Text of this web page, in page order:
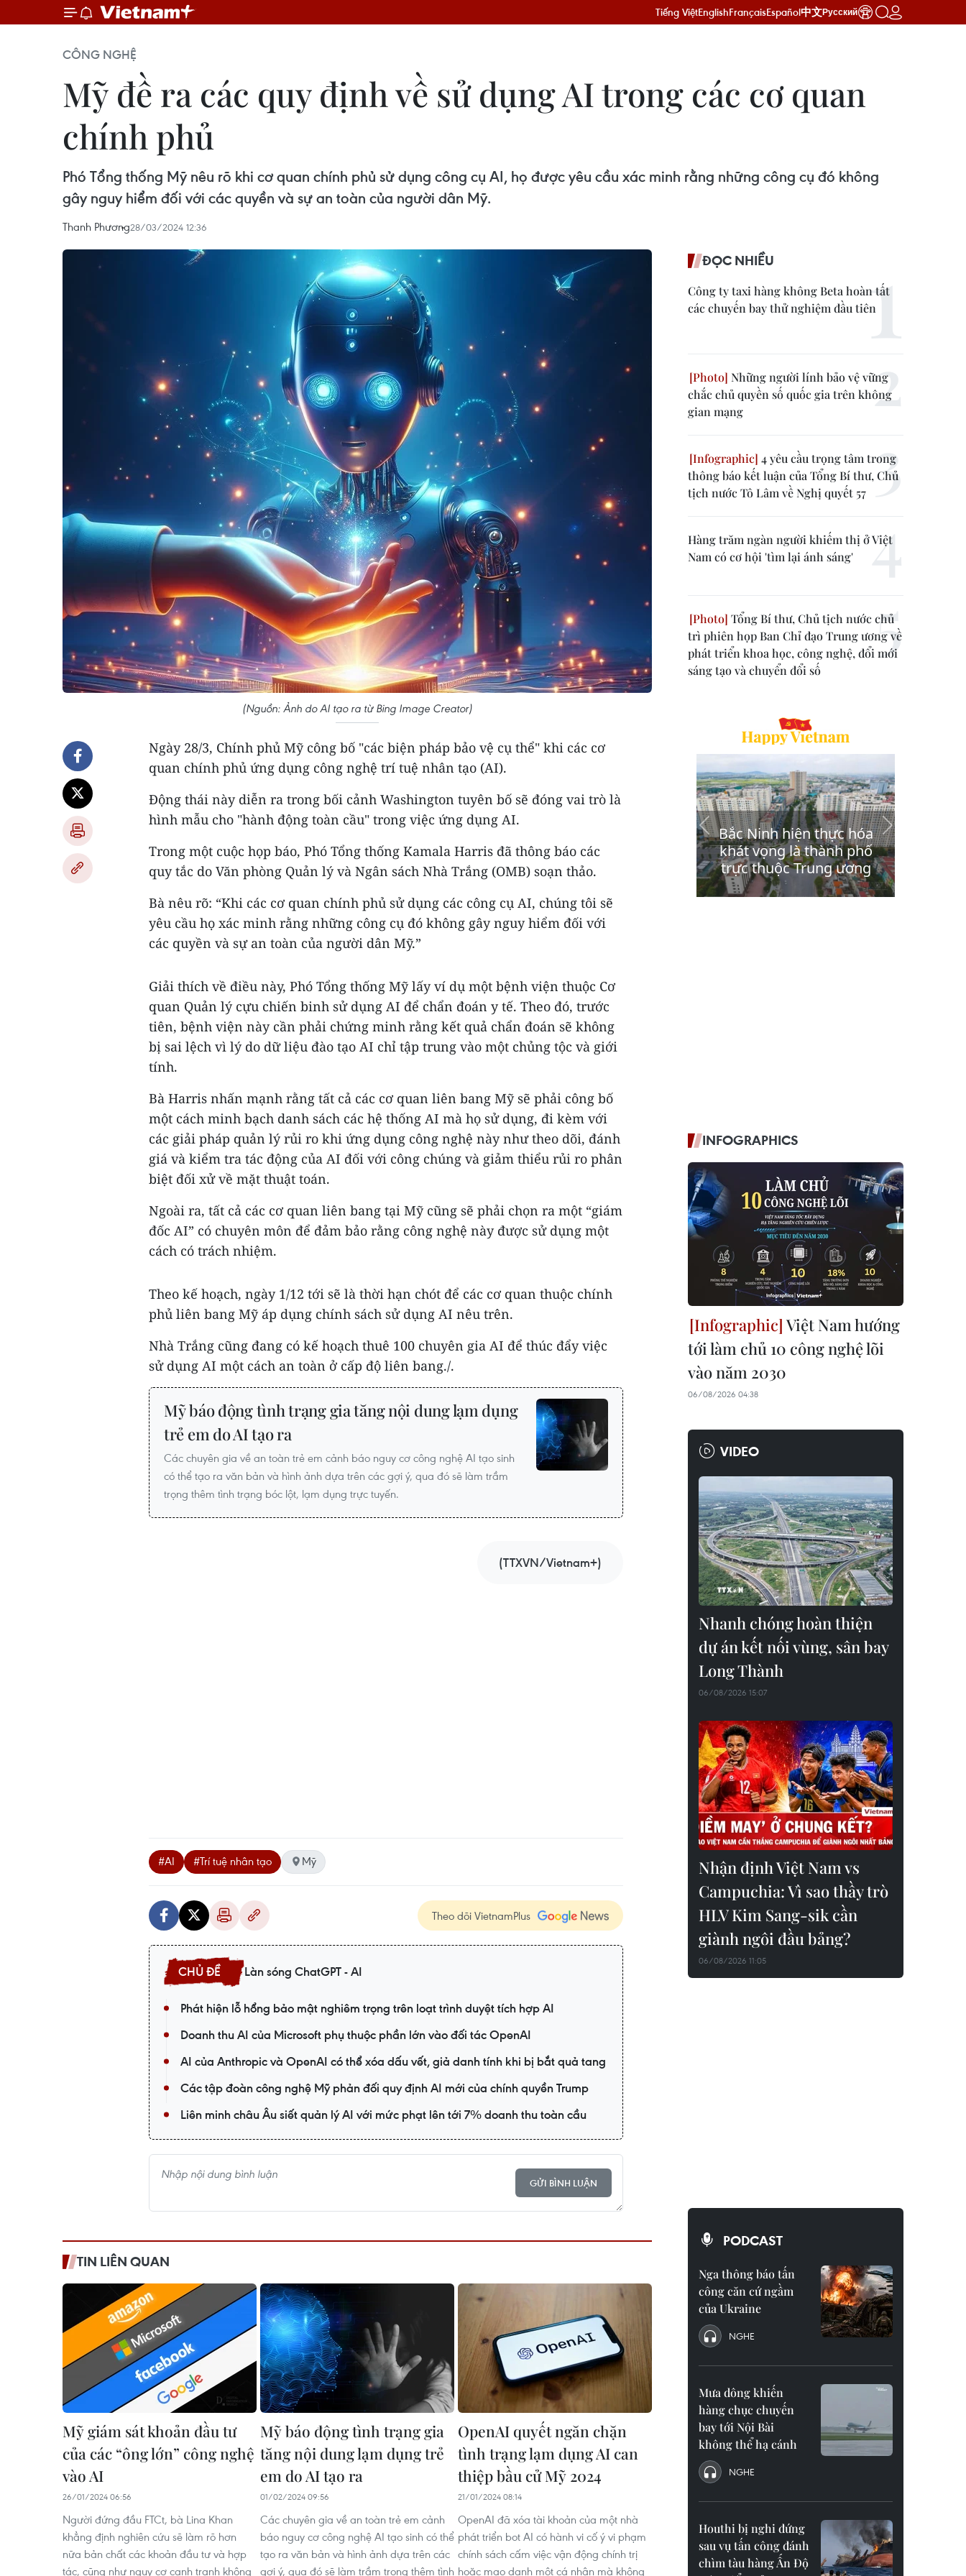
Tiếng ViệtEnglishFrançaisEspañol中文Русский
CÔNG NGHỆ
Mỹ đề ra các quy định về sử dụng AI trong các cơ quan
chính phủ
Phó Tổng thống Mỹ nêu rõ khi cơ quan chính phủ sử dụng công cụ AI, họ được yêu cầu xác minh rằng những công cụ đó không
gây nguy hiểm đối với các quyền và sự an toàn của người dân Mỹ.
Thanh Phương28/03/2024 12:36
(Nguồn: Ảnh do AI tạo ra từ Bing Image Creator)
Ngày 28/3, Chính phủ Mỹ công bố "các biện pháp bảo vệ cụ thể" khi các cơ
quan chính phủ ứng dụng công nghệ trí tuệ nhân tạo (AI).
Động thái này diễn ra trong bối cảnh Washington tuyên bố sẽ đóng vai trò là
hình mẫu cho "hành động toàn cầu" trong việc ứng dụng AI.
Trong một cuộc họp báo, Phó Tổng thống Kamala Harris đã thông báo các
quy tắc do Văn phòng Quản lý và Ngân sách Nhà Trắng (OMB) soạn thảo.
Bà nêu rõ: “Khi các cơ quan chính phủ sử dụng các công cụ AI, chúng tôi sẽ
yêu cầu họ xác minh rằng những công cụ đó không gây nguy hiểm đối với
các quyền và sự an toàn của người dân Mỹ.”
Giải thích về điều này, Phó Tổng thống Mỹ lấy ví dụ một bệnh viện thuộc Cơ
quan Quản lý cựu chiến binh sử dụng AI để chẩn đoán y tế. Theo đó, trước
tiên, bệnh viện này cần phải chứng minh rằng kết quả chẩn đoán sẽ không
bị sai lệch vì lý do dữ liệu đào tạo AI chỉ tập trung vào một chủng tộc và giới
tính.
Bà Harris nhấn mạnh rằng tất cả các cơ quan liên bang Mỹ sẽ phải công bố
một cách minh bạch danh sách các hệ thống AI mà họ sử dụng, đi kèm với
các giải pháp quản lý rủi ro khi ứng dụng công nghệ này như theo dõi, đánh
giá và kiểm tra tác động của AI đối với công chúng và giảm thiểu rủi ro phân
biệt đối xử về mặt thuật toán.
Ngoài ra, tất cả các cơ quan liên bang tại Mỹ cũng sẽ phải chọn ra một “giám
đốc AI” có chuyên môn để đảm bảo rằng công nghệ này được sử dụng một
cách có trách nhiệm.
Theo kế hoạch, ngày 1/12 tới sẽ là thời hạn chót để các cơ quan thuộc chính
phủ liên bang Mỹ áp dụng chính sách sử dụng AI nêu trên.
Nhà Trắng cũng đang có kế hoạch thuê 100 chuyên gia AI để thúc đẩy việc
sử dụng AI một cách an toàn ở cấp độ liên bang./.
Mỹ báo động tình trạng gia tăng nội dung lạm dụng
trẻ em do AI tạo ra
Các chuyên gia về an toàn trẻ em cảnh báo nguy cơ công nghệ AI tạo sinh
có thể tạo ra văn bản và hình ảnh dựa trên các gợi ý, qua đó sẽ làm trầm
trọng thêm tình trạng bóc lột, lạm dụng trực tuyến.
(TTXVN/Vietnam+)
#AI #Trí tuệ nhân tạo Mỹ
Theo dõi VietnamPlus
Làn sóng ChatGPT - AI
Phát hiện lỗ hổng bảo mật nghiêm trọng trên loạt trình duyệt tích hợp AI
Doanh thu AI của Microsoft phụ thuộc phần lớn vào đối tác OpenAI
AI của Anthropic và OpenAI có thể xóa dấu vết, giả danh tính khi bị bắt quả tang
Các tập đoàn công nghệ Mỹ phản đối quy định AI mới của chính quyền Trump
Liên minh châu Âu siết quản lý AI với mức phạt lên tới 7% doanh thu toàn cầu
GỬI BÌNH LUẬN
TIN LIÊN QUAN
Mỹ giám sát khoản đầu tư
của các “ông lớn” công nghệ
vào AI
26/01/2024 06:56
Người đứng đầu FTCt, bà Lina Khan
khẳng định nghiên cứu sẽ làm rõ hơn
nữa bản chất các khoản đầu tư và hợp
tác, cũng như nguy cơ cạnh tranh không
Mỹ báo động tình trạng gia
tăng nội dung lạm dụng trẻ
em do AI tạo ra
01/02/2024 09:56
Các chuyên gia về an toàn trẻ em cảnh
báo nguy cơ công nghệ AI tạo sinh có thể
tạo ra văn bản và hình ảnh dựa trên các
gợi ý, qua đó sẽ làm trầm trọng thêm tình
OpenAI quyết ngăn chặn
tình trạng lạm dụng AI can
thiệp bầu cử Mỹ 2024
21/01/2024 08:14
OpenAI đã xóa tài khoản của một nhà
phát triển bot AI có hành vi cố ý vi phạm
chính sách cấm việc vận động chính trị
hoặc mạo danh một cá nhân mà không
ĐỌC NHIỀU
Công ty taxi hàng không Beta hoàn tất
các chuyến bay thử nghiệm đầu tiên
Những người lính bảo vệ vững
chắc chủ quyền số quốc gia trên không
gian mạng
4 yêu cầu trọng tâm trong
thông báo kết luận của Tổng Bí thư, Chủ
tịch nước Tô Lâm về Nghị quyết 57
Hàng trăm ngàn người khiếm thị ở Việt
Nam có cơ hội 'tìm lại ánh sáng'
Tổng Bí thư, Chủ tịch nước chủ
trì phiên họp Ban Chỉ đạo Trung ương về
phát triển khoa học, công nghệ, đổi mới
sáng tạo và chuyển đổi số
INFOGRAPHICS
Việt Nam hướng
tới làm chủ 10 công nghệ lõi
vào năm 2030
06/08/2026 04:38
VIDEO
Nhanh chóng hoàn thiện
dự án kết nối vùng, sân bay
Long Thành
06/08/2026 15:07
Nhận định Việt Nam vs
Campuchia: Vì sao thầy trò
HLV Kim Sang-sik cần
giành ngôi đầu bảng?
06/08/2026 11:05
PODCAST
Nga thông báo tấn
công căn cứ ngầm
của Ukraine
NGHE
Mưa dông khiến
hàng chục chuyến
bay tới Nội Bài
không thể hạ cánh
NGHE
Houthi bị nghi đứng
sau vụ tấn công đánh
chìm tàu hàng Ấn Độ